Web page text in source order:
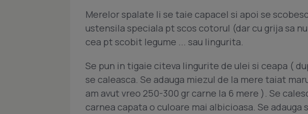
Merelor spalate li se taie capacel si apoi se
ustensila speciala pt scos cotorul (dar cu grija sa
cea pt scobit legume ... sau lingurita.
Se pun in tigaie citeva lingurite de ulei si ceapa (
se caleasca. Se adauga miezul de la mere taiat
am avut vreo 250-300 gr carne la 6 mere ). Se
carnea capata o culoare mai albicioasa. Se adauga